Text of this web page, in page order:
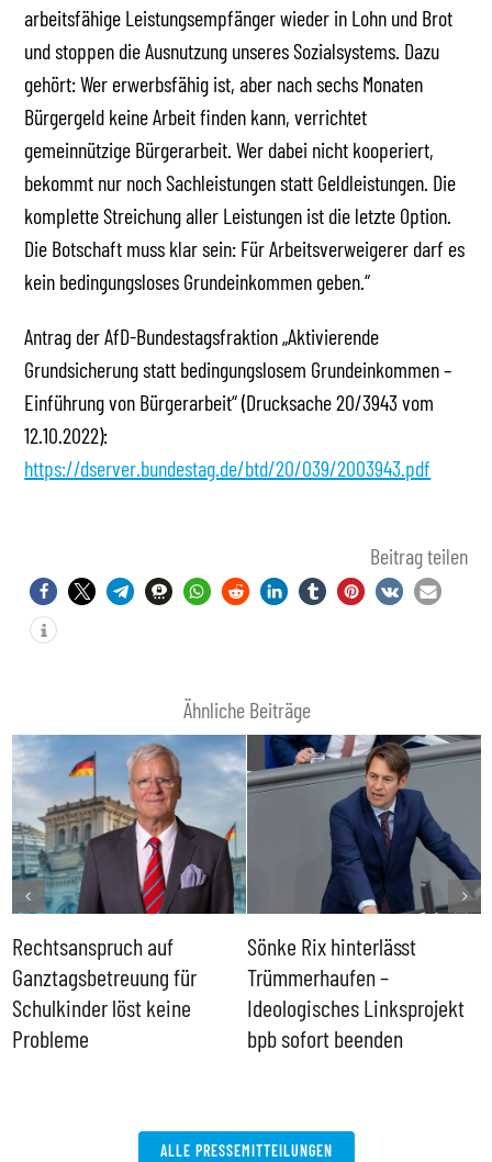
arbeitsfähige Leistungsempfänger wieder in Lohn und Brot
und stoppen die Ausnutzung unseres Sozialsystems. Dazu
gehört: Wer erwerbsfähig ist, aber nach sechs Monaten
Bürgergeld keine Arbeit finden kann, verrichtet
gemeinnützige Bürgerarbeit. Wer dabei nicht kooperiert,
bekommt nur noch Sachleistungen statt Geldleistungen. Die
komplette Streichung aller Leistungen ist die letzte Option.
Die Botschaft muss klar sein: Für Arbeitsverweigerer darf es
kein bedingungsloses Grundeinkommen geben.“
Antrag der AfD-Bundestagsfraktion „Aktivierende
Grundsicherung statt bedingungslosem Grundeinkommen –
Einführung von Bürgerarbeit“ (Drucksache 20/3943 vom
12.10.2022):
https://dserver.bundestag.de/btd/20/039/2003943.pdf
Beitrag teilen
Ähnliche Beiträge
Rechtsanspruch auf
Ganztagsbetreuung für
Schulkinder löst keine
Probleme
Sönke Rix hinterlässt
Trümmerhaufen –
Ideologisches Linksprojekt
bpb sofort beenden
ALLE PRESSEMITTEILUNGEN